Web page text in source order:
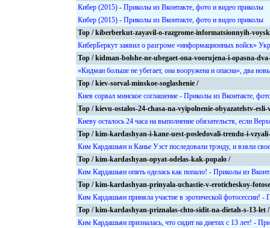
Кибер (2015) - Приколы из Вконтакте, фото и видео приколы
Кибер (2015) - Приколы из Вконтакте, фото и видео приколы
Top / kiberberkut-zayavil-o-razgrome-informatsionnyih-
КиберБеркут заявил о разгроме «информационных войск»
Top / kidman-bolshe-ne-ubegaet-ona-voorujena-i-opasna-
«Кидман больше не убегает, она вооружена и опасна», два
Top / kiev-sorval-minskoe-soglashenie /
Киев сорвал минское соглашение - Приколы из Вконтакте,
Top / kievu-ostalos-24-chasa-na-vyipolnenie-obyazatelstv-
Киеву осталось 24 часа на выполнение обязательств, если
Top / kim-kardashyan-i-kane-uest-posledovali-trendu-i-
Ким Кардашьян и Канье Уэст последовали трэнду, и взяли
Top / kim-kardashyan-opyat-odelas-kak-popalo /
Ким Кардашьян опять оделась как попало! - Приколы из
Top / kim-kardashyan-prinyala-uchastie-v-eroticheskoy-
Ким Кардашьян приняла участие в эротической фотосессии!
Top / kim-kardashyan-priznalas-chto-sidit-na-dietah-s-13-let /
Ким Кардашьян призналась, что сидит на диетах с 13 лет! -